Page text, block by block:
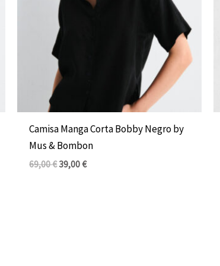
Camisa Manga Corta Bobby Negro by
Mus & Bombon
69,00€39,00€